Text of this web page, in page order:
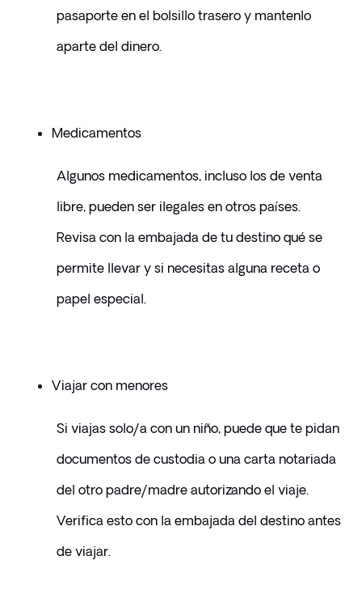
pasaporte en el bolsillo trasero y mantenlo
aparte del dinero.
Medicamentos
Algunos medicamentos, incluso los de venta
libre, pueden ser ilegales en otros países.
Revisa con la embajada de tu destino qué se
permite llevar y si necesitas alguna receta o
papel especial.
Viajar con menores
Si viajas solo/a con un niño, puede que te pidan
documentos de custodia o una carta notariada
del otro padre/madre autorizando el viaje.
Verifica esto con la embajada del destino antes
de viajar.